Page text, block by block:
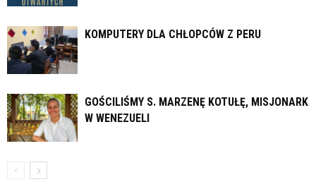
KOMPUTERY DLA CHŁOPCÓW Z PERU
GOŚCILIŚMY S. MARZENĘ KOTUŁĘ, MISJONARKĘ
W WENEZUELI